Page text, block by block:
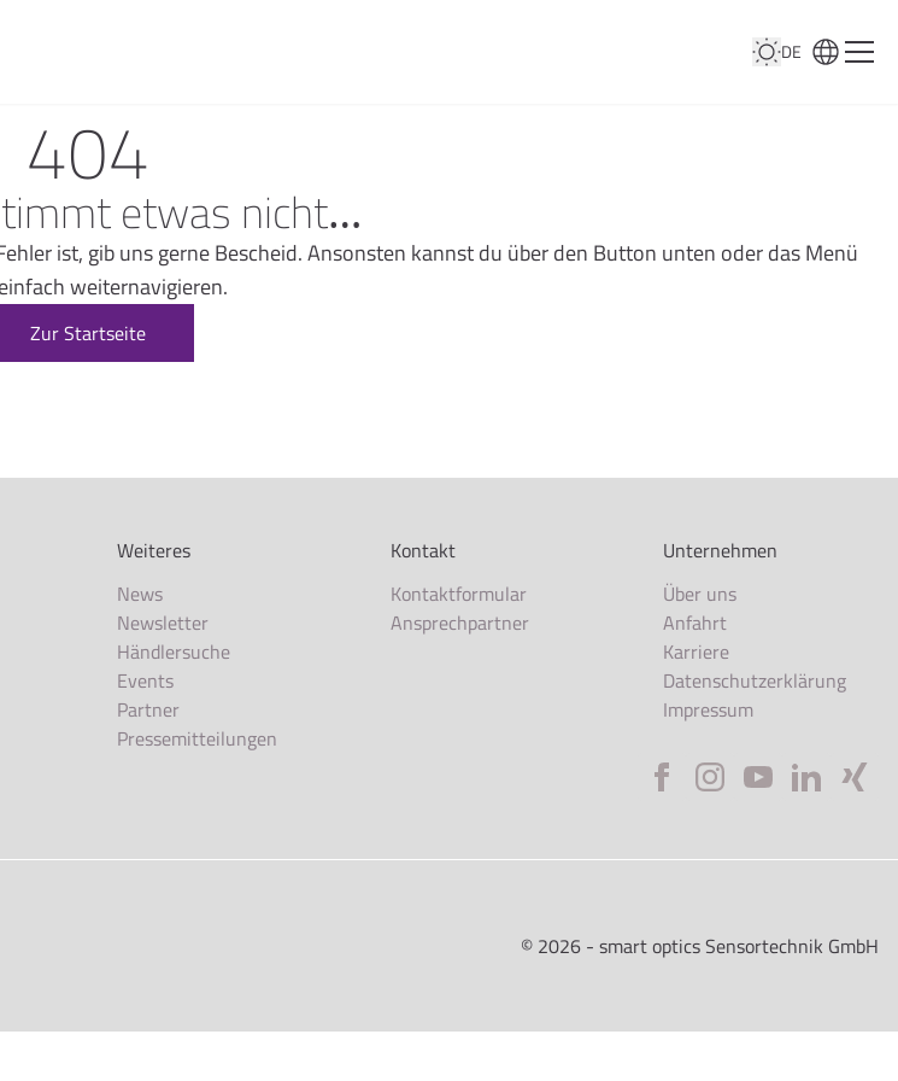
DE
404
etwas nicht…
ist, gib uns gerne Bescheid. Ansonsten kannst du über den Button unten oder das Menü
weiternavigieren.
Zur Startseite
Weiteres
News
Newsletter
Händlersuche
Events
Partner
Pressemitteilungen
Kontakt
Kontaktformular
Ansprechpartner
Unternehmen
Über uns
Anfahrt
Karriere
Datenschutzerklärung
Impressum
© 2026 - smart optics Sensortechnik GmbH